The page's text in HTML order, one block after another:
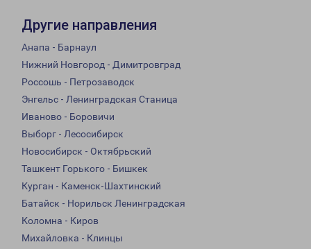
Другие направления
Анапа - Барнаул
Нижний Новгород - Димитровград
Россошь - Петрозаводск
Энгельс - Ленинградская Станица
Иваново - Боровичи
Выборг - Лесосибирск
Новосибирск - Октябрьский
Ташкент Горького - Бишкек
Курган - Каменск-Шахтинский
Батайск - Норильск Ленинградская
Коломна - Киров
Михайловка - Клинцы